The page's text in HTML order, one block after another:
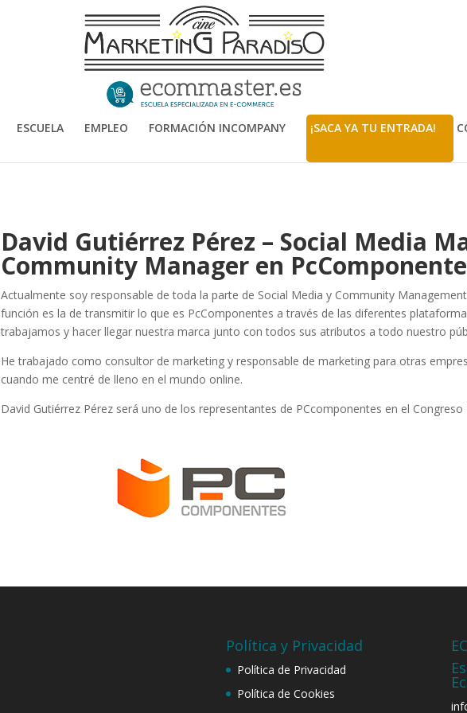
ESCUELA EMPLEO FORMACIÓN INCOMPANY ¡SACA YA TU ENTRADA!
David Gutiérrez Pérez – Social Media
Community Manager en
Actualmente soy responsable de toda la parte de Social Media y Community
función es la de transmitir lo que es PcComponentes a través de las diferentes
trabajamos y hacer llegar nuestra marca junto con todos sus atributos a todo nuestro
He trabajado como consultor de marketing y responsable de marketing para otras
cuando me centré de lleno en el mundo online.
David Gutiérrez Pérez será uno de los representantes de PCcomponentes en el Congreso
Política y Privacidad
Política de Privacidad
Política de Cookies